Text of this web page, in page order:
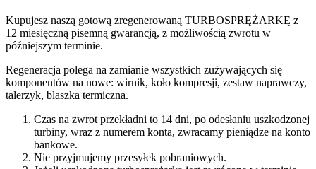
Kupujesz naszą gotową zregenerowaną TURBOSPRĘŻARKĘ z
12 miesięczną pisemną gwarancją, z możliwością zwrotu w
późniejszym terminie.
Regeneracja polega na zamianie wszystkich zużywających się
komponentów na nowe: wirnik, koło kompresji, zestaw naprawczy,
talerzyk, blaszka termiczna.
Czas na zwrot przekładni to 14 dni, po odesłaniu uszkodzonej
turbiny, wraz z numerem konta, zwracamy pieniądze na konto
bankowe.
Nie przyjmujemy przesyłek pobraniowych.